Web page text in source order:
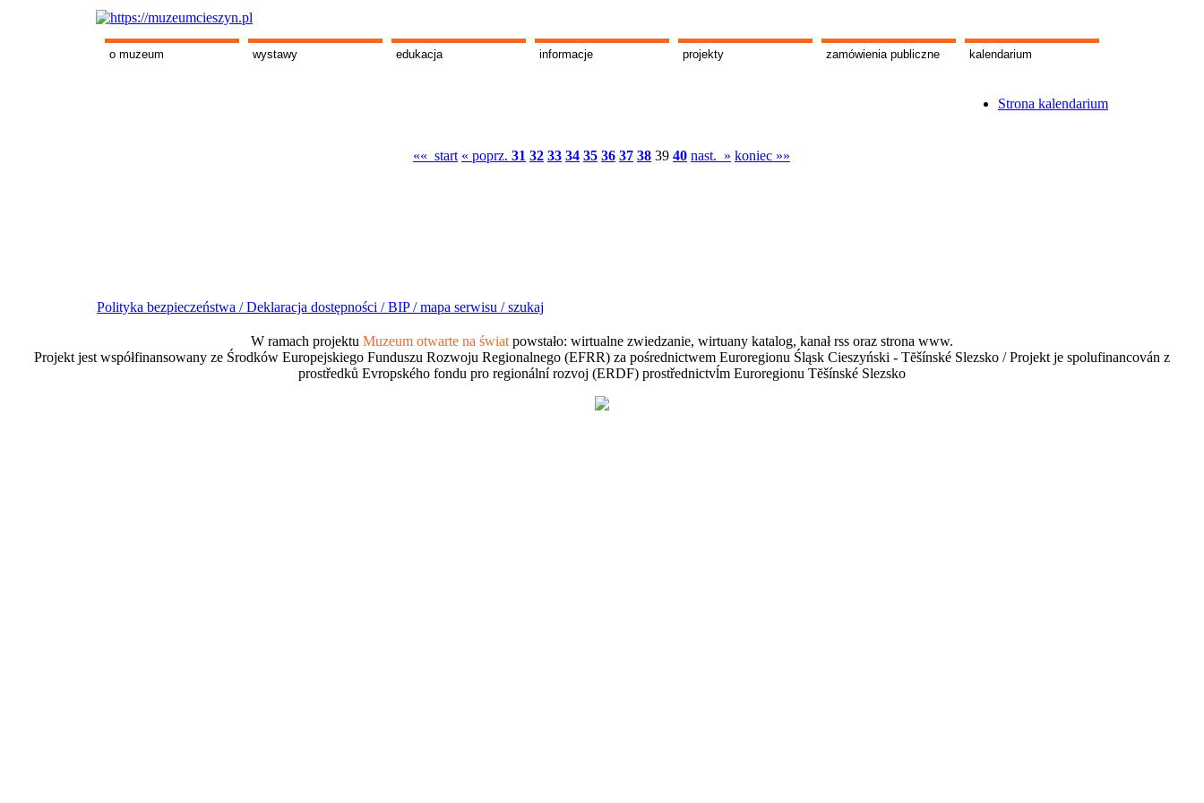
o muzeum wystawy edukacja informacje projekty zamówienia publiczne kalendarium
Strona kalendarium
«« start « poprz. 31 32 33 34 35 36 37 38 39 40 nast. » koniec »»
Polityka bezpieczeństwa /Deklaracja dostępności /BIP /mapa serwisu /szukaj
W ramach projektu Muzeum otwarte na świat powstało: wirtualne zwiedzanie, wirtuany katalog, kanał rss oraz strona www.
Projekt jest współfinansowany ze Środków Europejskiego Funduszu Rozwoju Regionalnego (EFRR) za pośrednictwem Euroregionu Śląsk Cieszyński - Tĕšínské Slezsko / Projekt je spolufinancován z
prostředků Evropského fondu pro regionální rozvoj (ERDF) prostřednictvĺm Euroregionu Tĕšínské Slezsko